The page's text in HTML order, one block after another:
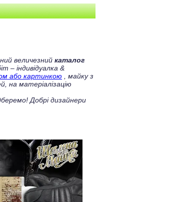
величезний каталог
– індивідуалка &
або картинкою , майку з
на матеріалізацію
Добрі дизайнери